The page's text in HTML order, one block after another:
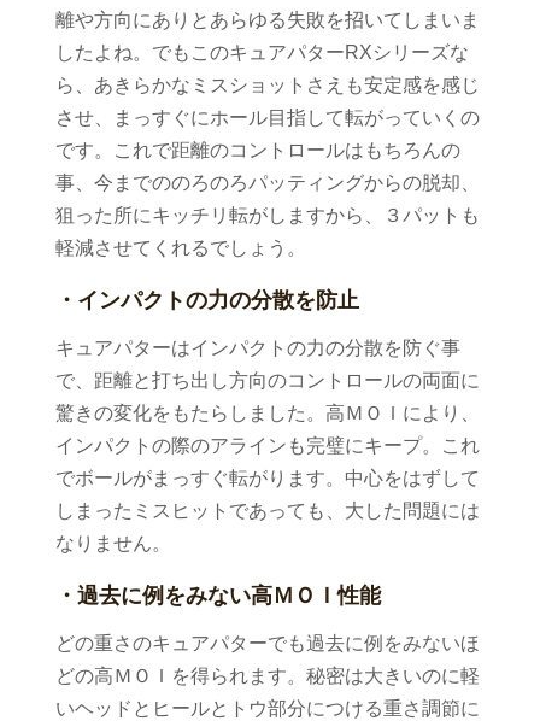
離や方向にありとあらゆる失敗を招いてしまいま
したよね。でもこのキュアパターRXシリーズな
ら、あきらかなミスショットさえも安定感を感じ
させ、まっすぐにホール目指して転がっていくの
です。これで距離のコントロールはもちろんの
事、今までののろのろパッティングからの脱却、
狙った所にキッチリ転がしますから、３パットも
軽減させてくれるでしょう。
・インパクトの力の分散を防止
キュアパターはインパクトの力の分散を防ぐ事
で、距離と打ち出し方向のコントロールの両面に
驚きの変化をもたらしました。高ＭＯＩにより、
インパクトの際のアラインも完璧にキープ。これ
でボールがまっすぐ転がります。中心をはずして
しまったミスヒットであっても、大した問題には
なりません。
・過去に例をみない高ＭＯＩ性能
どの重さのキュアパターでも過去に例をみないほ
どの高ＭＯＩを得られます。秘密は大きいのに軽
いヘッドとヒールとトウ部分につける重さ調節に